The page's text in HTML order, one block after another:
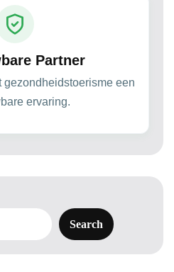
Partner
gezondheidstoerisme een
ervaring.
Search